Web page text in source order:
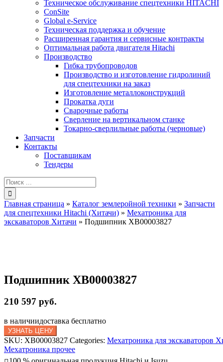
Техническое обслуживание спецтехники HITACHI
ConSite
Global e-Service
Техническая поддержка и обучение
Расширенная гарантия и сервисные контракты
Оптимальная работа двигателя Hitachi
Производство
Гибка трубопроводов
Производство и изготовление гидролиний
для спецтехники на заказ
Изготовление металлоконструкций
Прокатка дуги
Сварочные работы
Сверление на вертикальном станке
Токарно-сверлильные работы (черновые)
Запчасти
Контакты
Поставщикам
Тендеры
Результат
поиска:
Главная страница » Каталог землеройной техники » Запчасти
для спецтехники Hitachi (Хитачи) » Мехатроника для
экскаваторов Хитачи » Подшипник XB00003827
Подшипник XB00003827
210 597 руб.
в наличиидоставка бесплатно
УЗНАТЬ ЦЕНУ
SKU: XB00003827 Categories: Мехатроника для экскаваторов
Мехатроника прочее